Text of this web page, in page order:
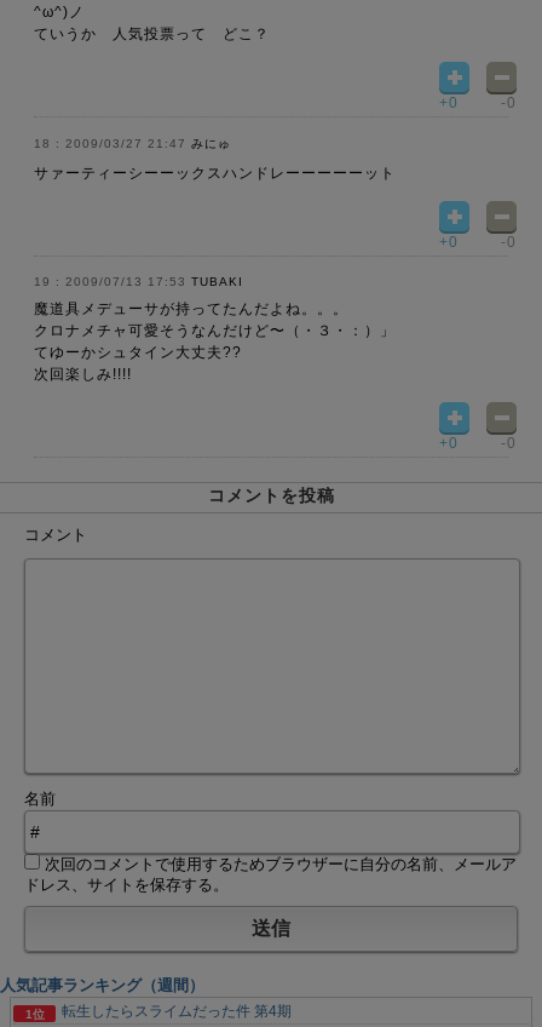
^ω^)ノ
ていうか 人気投票って どこ？
+0 -0
2009/03/27 21:47 みにゅ
サァーティーシーーックスハンドレーーーーーット
+0 -0
2009/07/13 17:53 TUBAKI
魔道具メデューサが持ってたんだよね。。。
クロナメチャ可愛そうなんだけど〜（・３・：）」
てゆーかシュタイン大丈夫??
次回楽しみ!!!!
+0 -0
コメントを投稿
コメント
名前
次回のコメントで使用するためブラウザーに自分の名前、メールア
ドレス、サイトを保存する。
人気記事ランキング（週間）
転生したらスライムだった件 第4期